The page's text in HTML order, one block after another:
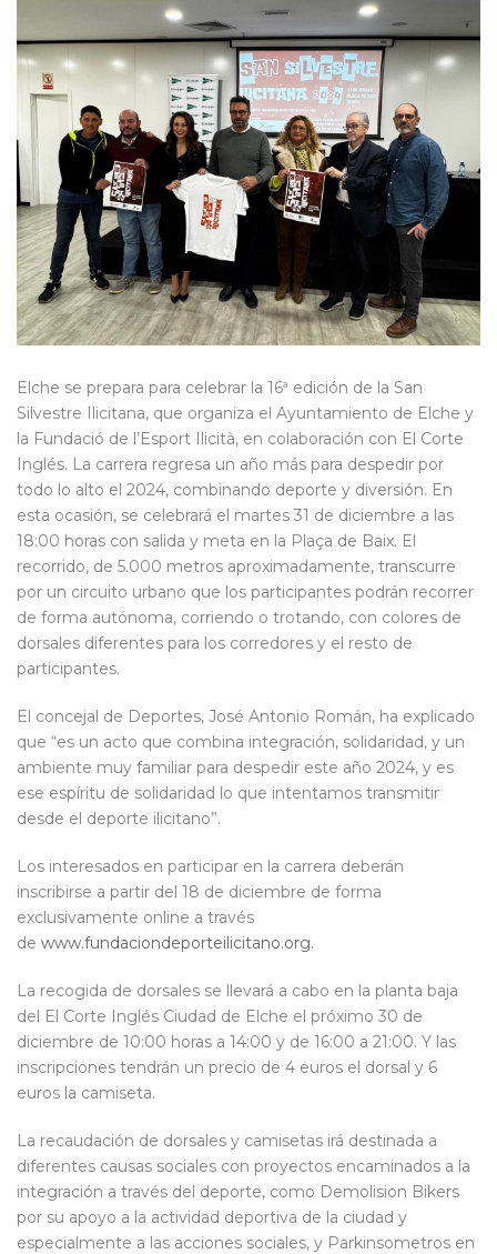
Elche se prepara para celebrar la 16ª edición de la San
Silvestre Ilicitana, que organiza el Ayuntamiento de Elche y
la Fundació de l’Esport Ilicità, en colaboración con El Corte
Inglés. La carrera regresa un año más para despedir por
todo lo alto el 2024, combinando deporte y diversión. En
esta ocasión, se celebrará el martes 31 de diciembre a las
18:00 horas con salida y meta en la Plaça de Baix. El
recorrido, de 5.000 metros aproximadamente, transcurre
por un circuito urbano que los participantes podrán recorrer
de forma autónoma, corriendo o trotando, con colores de
dorsales diferentes para los corredores y el resto de
participantes.
El concejal de Deportes, José Antonio Román, ha explicado
que “es un acto que combina integración, solidaridad, y un
ambiente muy familiar para despedir este año 2024, y es
ese espíritu de solidaridad lo que intentamos transmitir
desde el deporte ilicitano”.
Los interesados en participar en la carrera deberán
inscribirse a partir del 18 de diciembre de forma
exclusivamente online a través
de www.fundaciondeporteilicitano.org.
La recogida de dorsales se llevará a cabo en la planta baja
del El Corte Inglés Ciudad de Elche el próximo 30 de
diciembre de 10:00 horas a 14:00 y de 16:00 a 21:00. Y las
inscripciones tendrán un precio de 4 euros el dorsal y 6
euros la camiseta.
La recaudación de dorsales y camisetas irá destinada a
diferentes causas sociales con proyectos encaminados a la
integración a través del deporte, como Demolision Bikers
por su apoyo a la actividad deportiva de la ciudad y
especialmente a las acciones sociales, y Parkinsometros en